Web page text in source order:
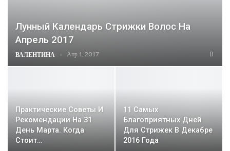
Лунный Календарь Стрижки Волос На
Апрель 2017
ВАЛЕНТИНА Апр 1, 2017
Практические Советы И
Рекомендации На 31
День Марта. Когда
Стоит…
11 Самых
Благоприятных Дней
Для Стрижек В Декабре
2016 Года